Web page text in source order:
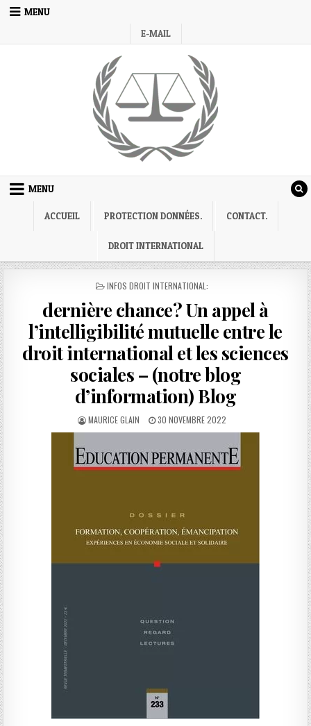
Skip
MENU
E-MAIL
MENU
ACCUEIL PROTECTION DONNÉES. CONTACT.
DROIT INTERNATIONAL
POSTED
INFOS DROIT INTERNATIONAL:
dernière chance? Un appel à
l’intelligibilité mutuelle entre le
droit international et les sciences
sociales – (notre blog
d’information) Blog
AUTHOR:
MAURICE GLAIN
PUBLISHED
DATE:
30 NOVEMBRE 2022